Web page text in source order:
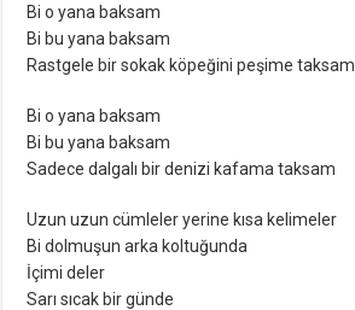
Bi o yana baksam
Bi bu yana baksam
Rastgele bir sokak köpeğini peşime taksam
Bi o yana baksam
Bi bu yana baksam
Sadece dalgalı bir denizi kafama taksam
Uzun uzun cümleler yerine kısa kelimeler
Bi dolmuşun arka koltuğunda
İçimi deler
Sarı sıcak bir günde